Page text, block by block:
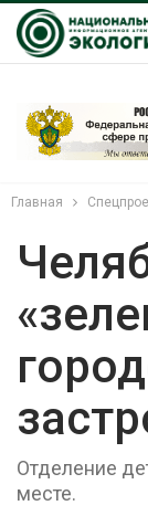
Главная
Отделение
месте.